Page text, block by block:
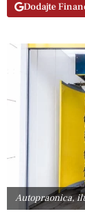
Dodajte
Autopraonica,